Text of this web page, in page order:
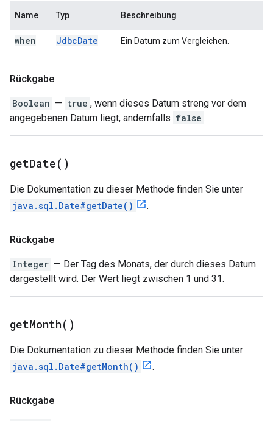
Name Typ Beschreibung
when JdbcDate Ein Datum zum Vergleichen.
Rückgabe
Boolean — true , wenn dieses Datum streng vor dem
angegebenen Datum liegt, andernfalls false .
getDate( )
Die Dokumentation zu dieser Methode finden Sie unter
java.sql.Date#getDate()
.
Rückgabe
Integer — Der Tag des Monats, der durch dieses Datum
dargestellt wird. Der Wert liegt zwischen 1 und 31.
getMonth( )
Die Dokumentation zu dieser Methode finden Sie unter
java.sql.Date#getMonth()
.
Rückgabe